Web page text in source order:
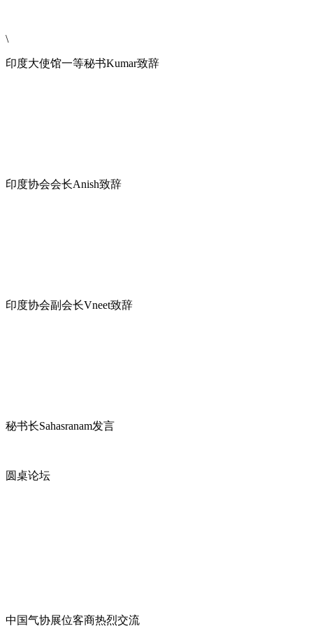
\
印度大使馆一等秘书Kumar致辞
印度协会会长Anish致辞
印度协会副会长Vneet致辞
秘书长Sahasranam发言
圆桌论坛
中国气协展位客商热烈交流